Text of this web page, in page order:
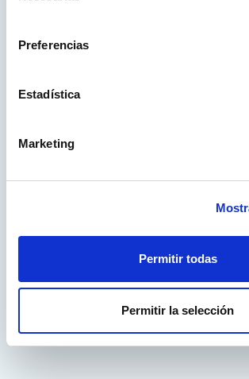
Preferencias
Estadística
Marketing
Permitir todas
Permitir la selección
Have you forgotten your
Don't have an
ProElite is an online tool to design and
entrance panels in an easy and
REGISTER